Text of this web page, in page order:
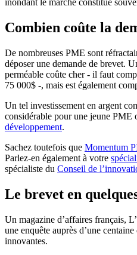
Combien coûte la
De nombreuses PME sont
déposer une demande de brevet.
perméable coûte cher - il faut
75 000$ -, mais est également
Un tel investissement en argent
considérable pour une jeune PME
développement.
Sachez toutefois que Momentum
Parlez-en également à votre
spécialiste du Conseil de
Le brevet en
Un magazine d’affaires français,
une enquête auprès d’une
innovantes.